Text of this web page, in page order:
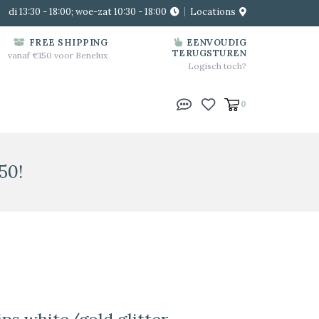
di 13:30 - 18:00; woe-zat 10:30 - 18:00 Locations
FREE SHIPPING
vanaf €150 voor Benelux
EENVOUDIG
TERUGSTUREN
Logisch toch?
0